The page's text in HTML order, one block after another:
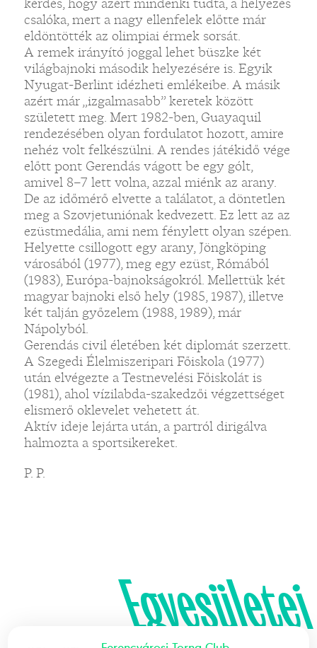
csalóka, mert a nagy ellenfelek előtte már
eldöntötték az olimpiai érmek sorsát.
A remek irányító joggal lehet büszke két
világbajnoki második helyezésére is. Egyik
Nyugat-Berlint idézheti emlékeibe. A másik
azért már „izgalmasabb” keretek között
született meg. Mert 1982-ben, Guayaquil
rendezésében olyan fordulatot hozott, amire
nehéz volt felkészülni. A rendes játékidő vége
előtt pont Gerendás vágott be egy gólt,
amivel 8–7 lett volna, azzal miénk az arany.
De az időmérő elvette a találatot, a döntetlen
meg a Szovjetuniónak kedvezett. Ez lett az az
ezüstmedália, ami nem fénylett olyan szépen.
Helyette csillogott egy arany, Jöngköping
városából (1977), meg egy ezüst, Rómából
(1983), Európa-bajnokságokról. Mellettük két
magyar bajnoki első hely (1985, 1987), illetve
két talján győzelem (1988, 1989), már
Nápolyból.
Gerendás civil életében két diplomát szerzett.
A Szegedi Élelmiszeripari Főiskola (1977)
után elvégezte a Testnevelési Főiskolát is
(1981), ahol vízilabda-szakedzői végzettséget
elismerő oklevelet vehetett át.
Aktív ideje lejárta után, a partról dirigálva
halmozta a sportsikereket.
P. P.
Egyesületei